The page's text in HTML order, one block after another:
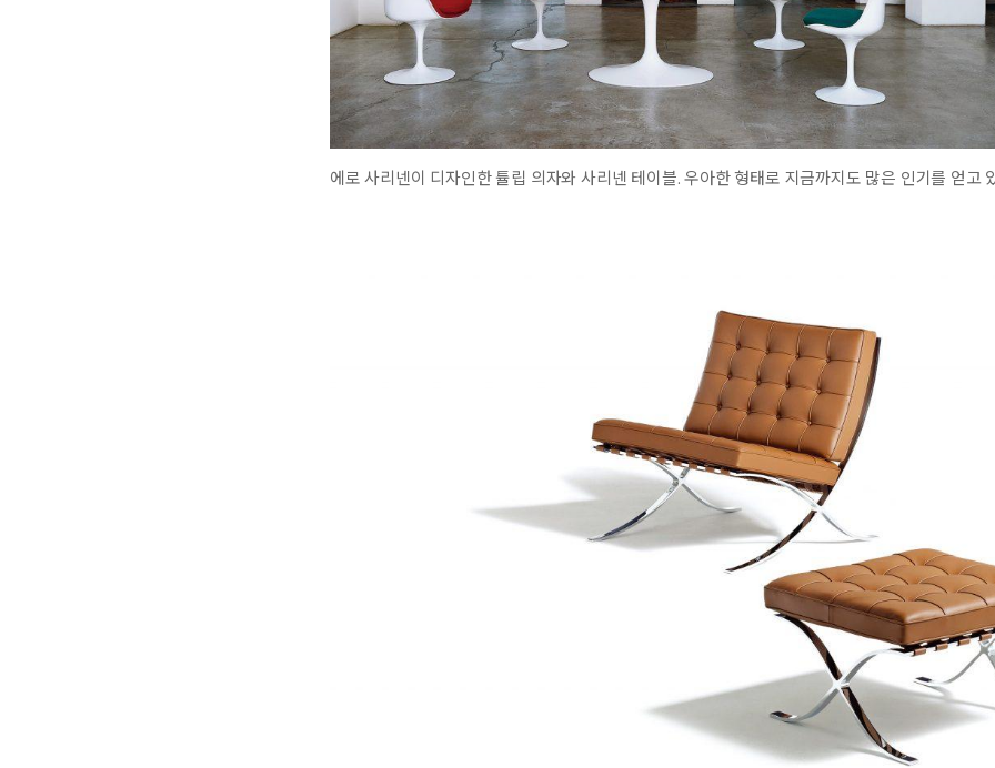
에로 사리넨이 디자인한 튤립 의자와 사리넨 테이블. 우아한 형태로 지금까지도 많은 인기를 얻고